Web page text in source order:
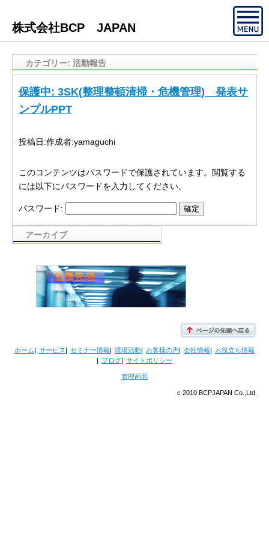
株式会社BCP JAPAN
カテゴリー: 活動報告
保護中: 3SK(整理整頓清掃・危機管理) 発表サ
ンプルPPT
投稿日:作成者:yamaguchi
このコンテンツはパスワードで保護されています。閲覧する
には以下にパスワードを入力してください。
パスワード:
アーカイブ
ホーム サービス セミナー情報 現場活動 お客様の声 会社情報
お役立ち情報
ブログ
サイトポリシー
管理画面
c 2010 BCPJAPAN Co.,Ltd.